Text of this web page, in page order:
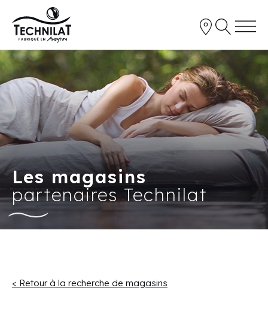
Les magasins
partenaires Technilat
< Retour à la recherche de magasins